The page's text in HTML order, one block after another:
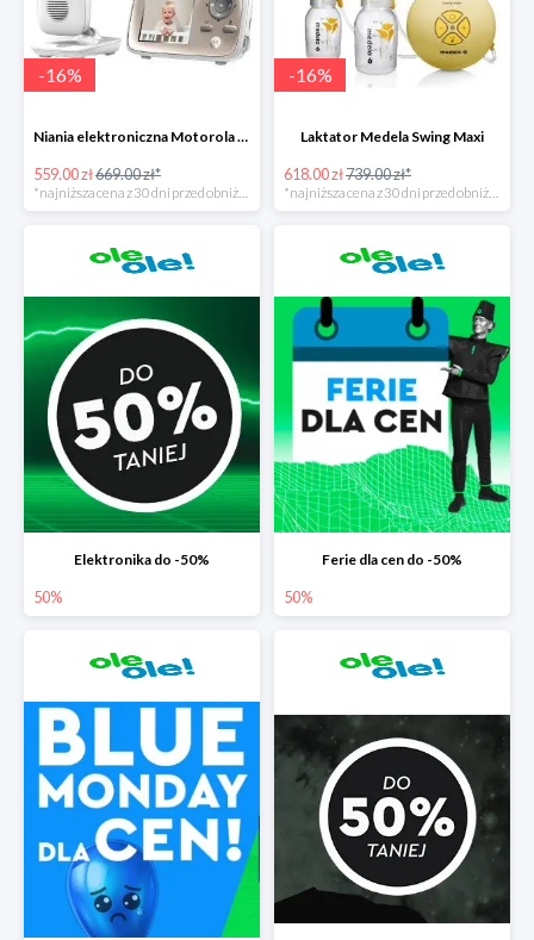
-16%
Niania elektroniczna Motorola MBP 667 Connect
559.00 zł669.00 zł*
*najniższa cena z 30 dni przed obniżką
-16%
Laktator Medela Swing Maxi
618.00 zł739.00 zł*
*najniższa cena z 30 dni przed obniżką
Elektronika do -50%
50%
Ferie dla cen do -50%
50%